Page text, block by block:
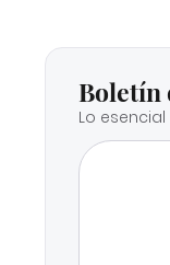
Boletín
Lo